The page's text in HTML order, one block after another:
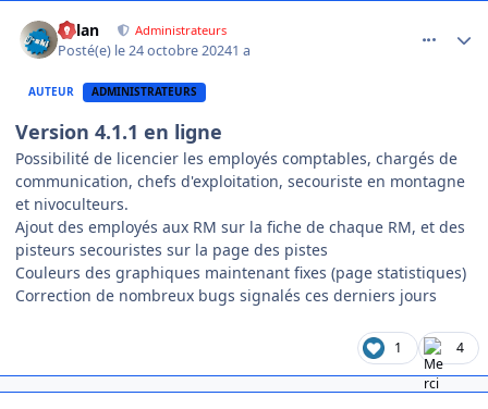
dylan Administrateurs
Posté(e) le 24 octobre 20241 a
AUTEUR ADMINISTRATEURS
Version 4.1.1 en ligne
Possibilité de licencier les employés comptables, chargés de
communication, chefs d'exploitation, secouriste en montagne
et nivoculteurs.
Ajout des employés aux RM sur la fiche de chaque RM, et des
pisteurs secouristes sur la page des pistes
Couleurs des graphiques maintenant fixes (page statistiques)
Correction de nombreux bugs signalés ces derniers jours
1 4